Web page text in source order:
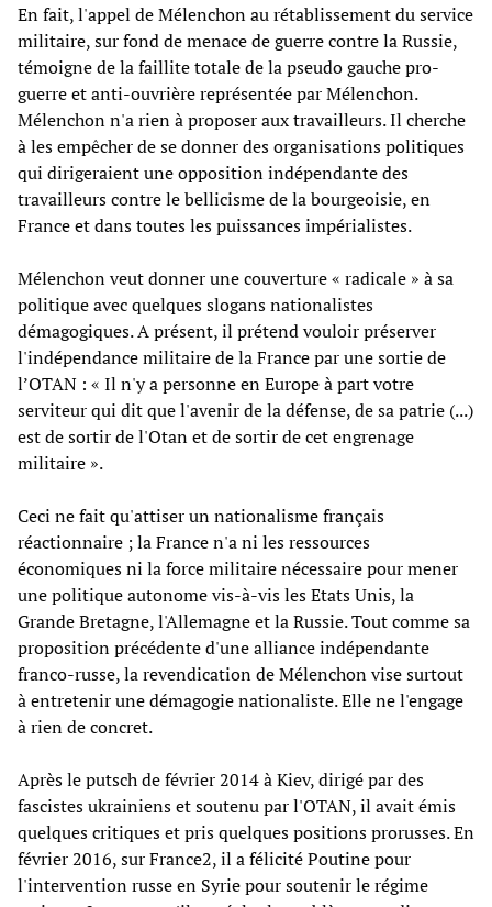
En fait, l'appel de Mélenchon au rétablissement du service
militaire, sur fond de menace de guerre contre la Russie,
témoigne de la faillite totale de la pseudo gauche pro-
guerre et anti-ouvrière représentée par Mélenchon.
Mélenchon n'a rien à proposer aux travailleurs. Il cherche
à les empêcher de se donner des organisations politiques
qui dirigeraient une opposition indépendante des
travailleurs contre le bellicisme de la bourgeoisie, en
France et dans toutes les puissances impérialistes.
Mélenchon veut donner une couverture « radicale » à sa
politique avec quelques slogans nationalistes
démagogiques. A présent, il prétend vouloir préserver
l'indépendance militaire de la France par une sortie de
l’OTAN : « Il n'y a personne en Europe à part votre
serviteur qui dit que l'avenir de la défense, de sa patrie (...)
est de sortir de l'Otan et de sortir de cet engrenage
militaire ».
Ceci ne fait qu'attiser un nationalisme français
réactionnaire ; la France n'a ni les ressources
économiques ni la force militaire nécessaire pour mener
une politique autonome vis-à-vis les Etats Unis, la
Grande Bretagne, l'Allemagne et la Russie. Tout comme sa
proposition précédente d'une alliance indépendante
franco-russe, la revendication de Mélenchon vise surtout
à entretenir une démagogie nationaliste. Elle ne l'engage
à rien de concret.
Après le putsch de février 2014 à Kiev, dirigé par des
fascistes ukrainiens et soutenu par l'OTAN, il avait émis
quelques critiques et pris quelques positions prorusses. En
février 2016, sur France2, il a félicité Poutine pour
l'intervention russe en Syrie pour soutenir le régime